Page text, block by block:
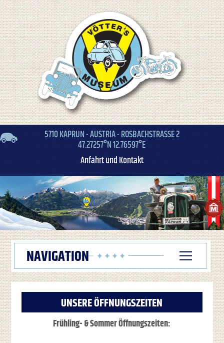
5710 KAPRUN - AUSTRIA - ROSBACHSTRASSE 2
47.27257°N 12.76597°E
Anfahrt und Kontakt
select-one
UNSERE ÖFFNUNGSZEITEN
Frühling- & Sommer Öffnungszeiten: